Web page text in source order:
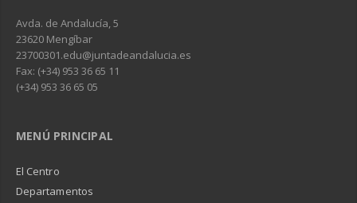
Avda. de Andalucía, 5
23620 Mengíbar
23700301.edu@juntadeandalucia.es
Fax: (+34) 953 36 65 11
(+34) 953 36 65 05
MENÚ PRINCIPAL
El Centro
Departamentos